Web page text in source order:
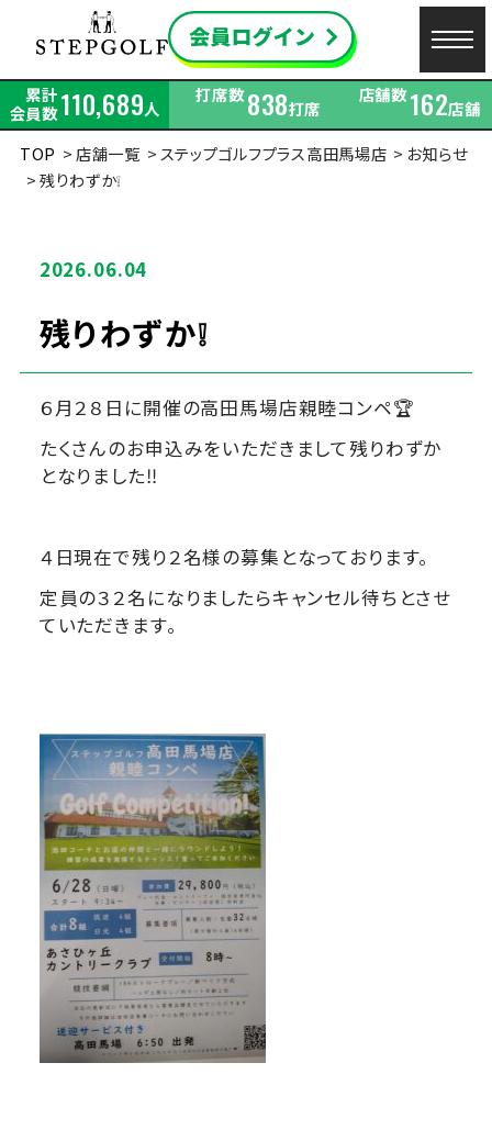
累計
会員数110,689人
打席数838打席
店舗数162店舗
TOP
店舗一覧 ステップゴルフプラス高田馬場店
お知らせ
残りわずか❕
2026.06.04
残りわずか❕
６月２８日に開催の高田馬場店親睦コンペ🏆
たくさんのお申込みをいただきまして残りわずか
となりました‼
４日現在で残り２名様の募集となっております。
定員の３２名になりましたらキャンセル待ちとさせ
ていただきます。